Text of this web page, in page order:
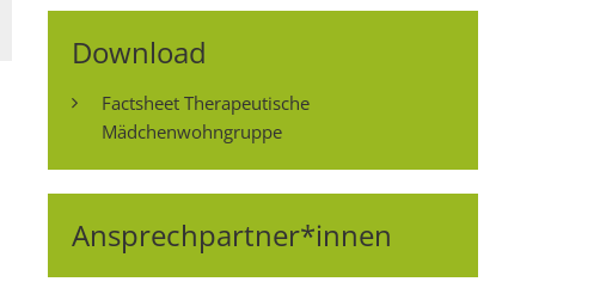
Download
Factsheet Therapeutische
Mädchenwohngruppe
Ansprechpartner*innen